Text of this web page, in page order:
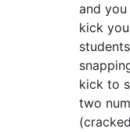
and
kick
kick to
two